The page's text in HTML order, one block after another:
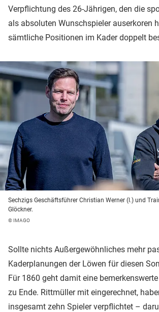
Verpflichtung des 26-Jährigen, den die
als absoluten Wunschspieler auserkoren
sämtliche Positionen im Kader doppelt
Sechzigs Geschäftsführer Christian Werner (l.) und
Glöckner.
© IMAGO
Sollte nichts Außergewöhnliches mehr
Kaderplanungen der Löwen für diesen
Für 1860 geht damit eine
zu Ende. Rittmüller mit eingerechnet,
insgesamt zehn Spieler verpflichtet –